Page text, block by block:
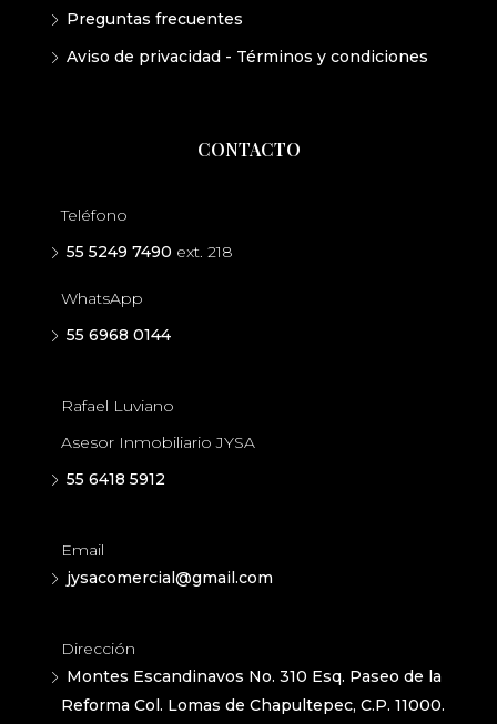
Preguntas frecuentes
Aviso de privacidad - Términos y condiciones
CONTACTO
Teléfono
55 5249 7490 ext. 218
WhatsApp
55 6968 0144
Rafael Luviano
Asesor Inmobiliario JYSA
55 6418 5912
Email
jysacomercial@gmail.com
Dirección
Montes Escandinavos No. 310 Esq. Paseo de la
Reforma Col. Lomas de Chapultepec, C.P. 11000.